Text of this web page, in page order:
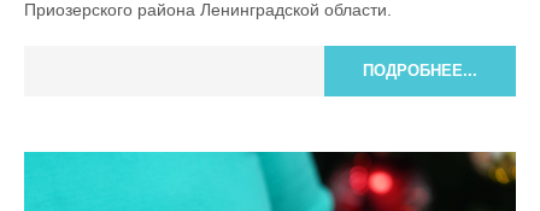
Приозерского района Ленинградской области.
ПОДРОБНЕЕ...